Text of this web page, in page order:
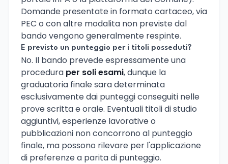
Domande presentate in formato cartaceo, via
PEC o con altre modalita non previste dal
bando vengono generalmente respinte.
E previsto un punteggio per i titoli posseduti?
No. Il bando prevede espressamente una
procedura per soli esami, dunque la
graduatoria finale sara determinata
esclusivamente dai punteggi conseguiti nelle
prove scritta e orale. Eventuali titoli di studio
aggiuntivi, esperienze lavorative o
pubblicazioni non concorrono al punteggio
finale, ma possono rilevare per l'applicazione
di preferenze a parita di punteggio.